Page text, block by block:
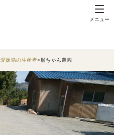
メニュー
愛媛県の生産者 順ちゃん農園